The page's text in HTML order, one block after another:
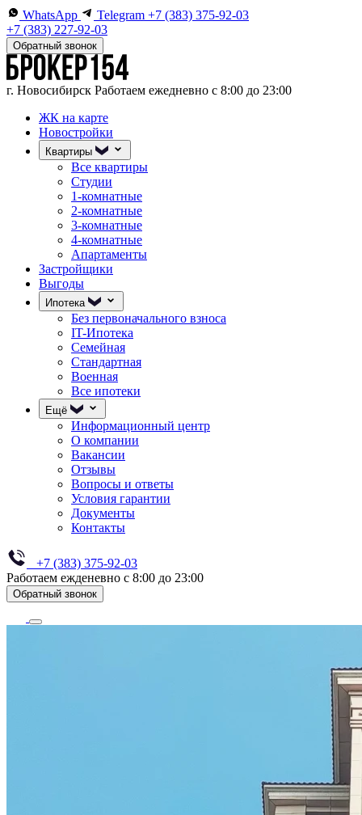
WhatsApp Telegram +7 (383) 375-92-03
+7 (383) 227-92-03
Обратный звонок
г. Новосибирск Работаем ежедневно с 8:00 до 23:00
ЖК на карте
Новостройки
Квартиры
Все квартиры
Студии
1-комнатные
2-комнатные
3-комнатные
4-комнатные
Апартаменты
Застройщики
Выгоды
Ипотека
Без первоначального взноса
IT-Ипотека
Семейная
Стандартная
Военная
Все ипотеки
Ещё
Информационный центр
О компании
Вакансии
Отзывы
Вопросы и ответы
Условия гарантии
Документы
Контакты
+7 (383) 375-92-03
Работаем ежденевно с 8:00 до 23:00
Обратный звонок